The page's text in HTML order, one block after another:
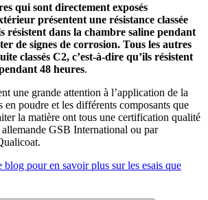
qui sont directement exposés
présentent une résistance classée
résistent dans la chambre saline pendant
de signes de corrosion. Tous les autres
classés C2, c’est-à-dire qu’ils résistent
48 heures.
une grande attention à l’application de la
en poudre et les différents composants que
la matière ont tous une certification qualité
GSB International ou par
blog pour en savoir plus sur les esais que